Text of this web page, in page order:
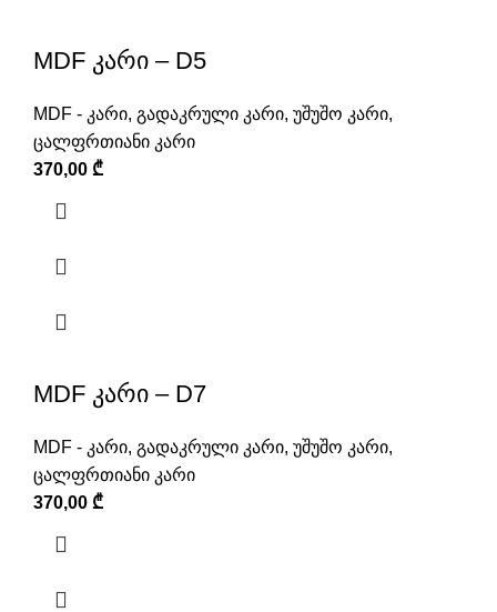
MDF კარი – D5
MDF - კარი, გადაკრული კარი, უშუშო კარი,
ცალფრთიანი კარი
370,00 ₾
MDF კარი – D7
MDF - კარი, გადაკრული კარი, უშუშო კარი,
ცალფრთიანი კარი
370,00 ₾